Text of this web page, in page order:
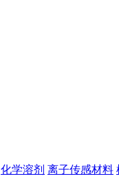
化学溶剂 离子传感材料